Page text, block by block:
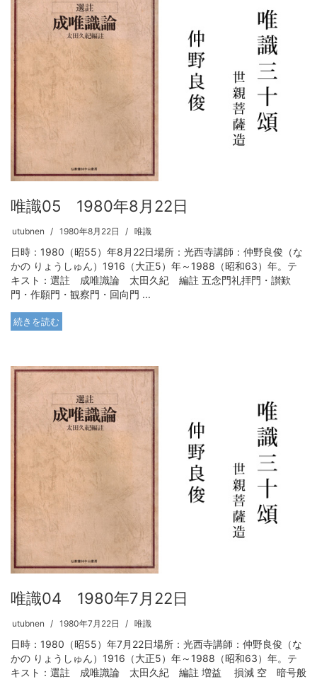
唯識05 1980年8月22日
utubnen 1980年8月22日 唯識
日時：1980（昭55）年8月22日場所：光西寺講師：仲野良俊（な
かの りょうしゅん）1916（大正5）年～1988（昭和63）年。テ
キスト：選註 成唯識論 太田久紀 編註 五念門礼拝門・讃歎
門・作願門・観察門・回向門 ...
続きを読む
唯識04 1980年7月22日
utubnen 1980年7月22日 唯識
日時：1980（昭55）年7月22日場所：光西寺講師：仲野良俊（な
かの りょうしゅん）1916（大正5）年～1988（昭和63）年。テ
キスト：選註 成唯識論 太田久紀 編註 増益 損減 空 暗号般